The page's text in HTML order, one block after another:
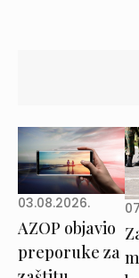
03.08.2026.
AZOP objavio
preporuke za